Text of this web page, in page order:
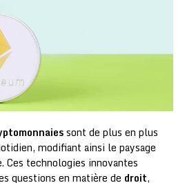
sont de plus en plus
modifiant ainsi le paysage
Ces technologies innovantes
questions en matière de droit,